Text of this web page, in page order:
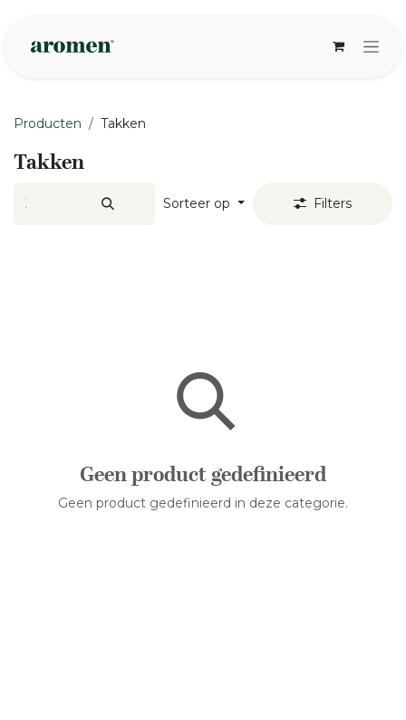
Producten Takken
Takken
Sorteer op Filters
Geen product gedefinieerd
Geen product gedefinieerd in deze categorie.